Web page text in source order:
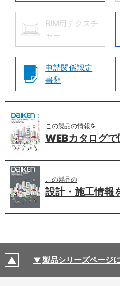
BIM用テクスチ
ャー
申請関係認定
書類
この製品の情報を
WEBカタログで
この製品の
設計・施工情報
製品シリーズページ